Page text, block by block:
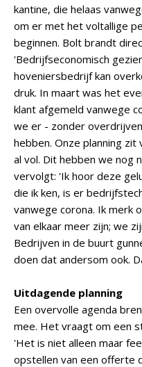
kantine, die helaas
om er met het voltallige
beginnen. Bolt brandt
'Bedrijfseconomisch
hoveniersbedrijf kan
druk. In maart was het
klant afgemeld vanwege
we er - zonder
hebben. Onze planning
al vol. Dit hebben we nog
vervolgt: 'Ik hoor deze
die ik ken, is er
vanwege corona. Ik merk
van elkaar meer zijn; we
Bedrijven in de buurt
doen dat andersom ook.
Uitdagende planning
Een overvolle agenda
mee. Het vraagt om een
'Het is niet alleen maar
opstellen van een offerte